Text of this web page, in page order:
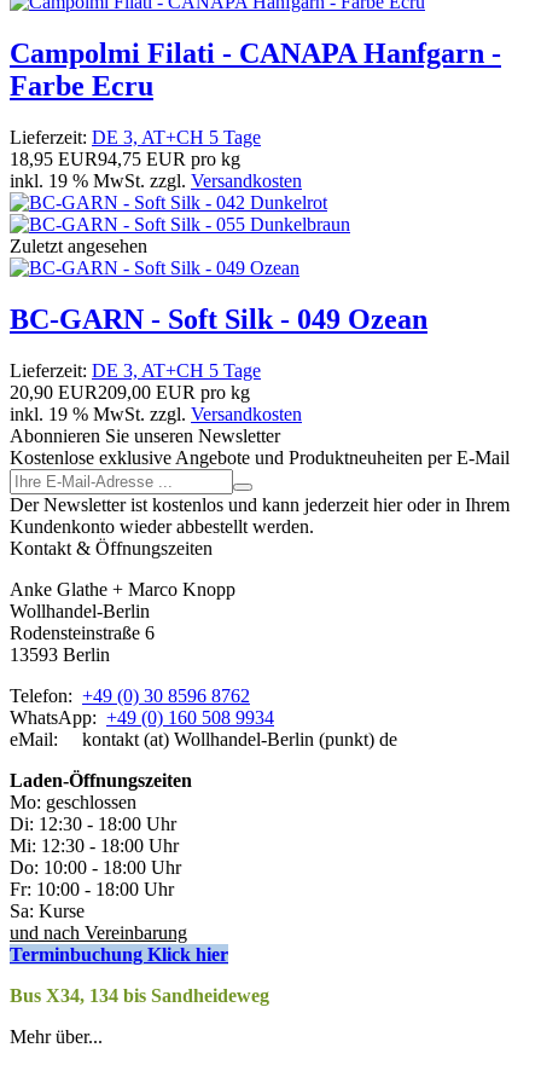
Campolmi Filati - CANAPA Hanfgarn -
Farbe Ecru
Lieferzeit: DE 3, AT+CH 5 Tage
18,95 EUR94,75 EUR pro kg
inkl. 19 % MwSt. zzgl. Versandkosten
Zuletzt angesehen
BC-GARN - Soft Silk - 049 Ozean
Lieferzeit: DE 3, AT+CH 5 Tage
20,90 EUR209,00 EUR pro kg
inkl. 19 % MwSt. zzgl. Versandkosten
Abonnieren Sie unseren Newsletter
Kostenlose exklusive Angebote und Produktneuheiten per E-Mail
Der Newsletter ist kostenlos und kann jederzeit hier oder in Ihrem
Kundenkonto wieder abbestellt werden.
Kontakt & Öffnungszeiten
Anke Glathe + Marco Knopp
Wollhandel-Berlin
Rodensteinstraße 6
13593 Berlin
Telefon: +49 (0) 30 8596 8762
WhatsApp: +49 (0) 160 508 9934
eMail: kontakt (at) Wollhandel-Berlin (punkt) de
Laden-Öffnungszeiten
Mo: geschlossen
Di: 12:30 - 18:00 Uhr
Mi: 12:30 - 18:00 Uhr
Do: 10:00 - 18:00 Uhr
Fr: 10:00 - 18:00 Uhr
Sa: Kurse
und nach Vereinbarung
Terminbuchung Klick hier
Bus X34, 134 bis Sandheideweg
Mehr über...